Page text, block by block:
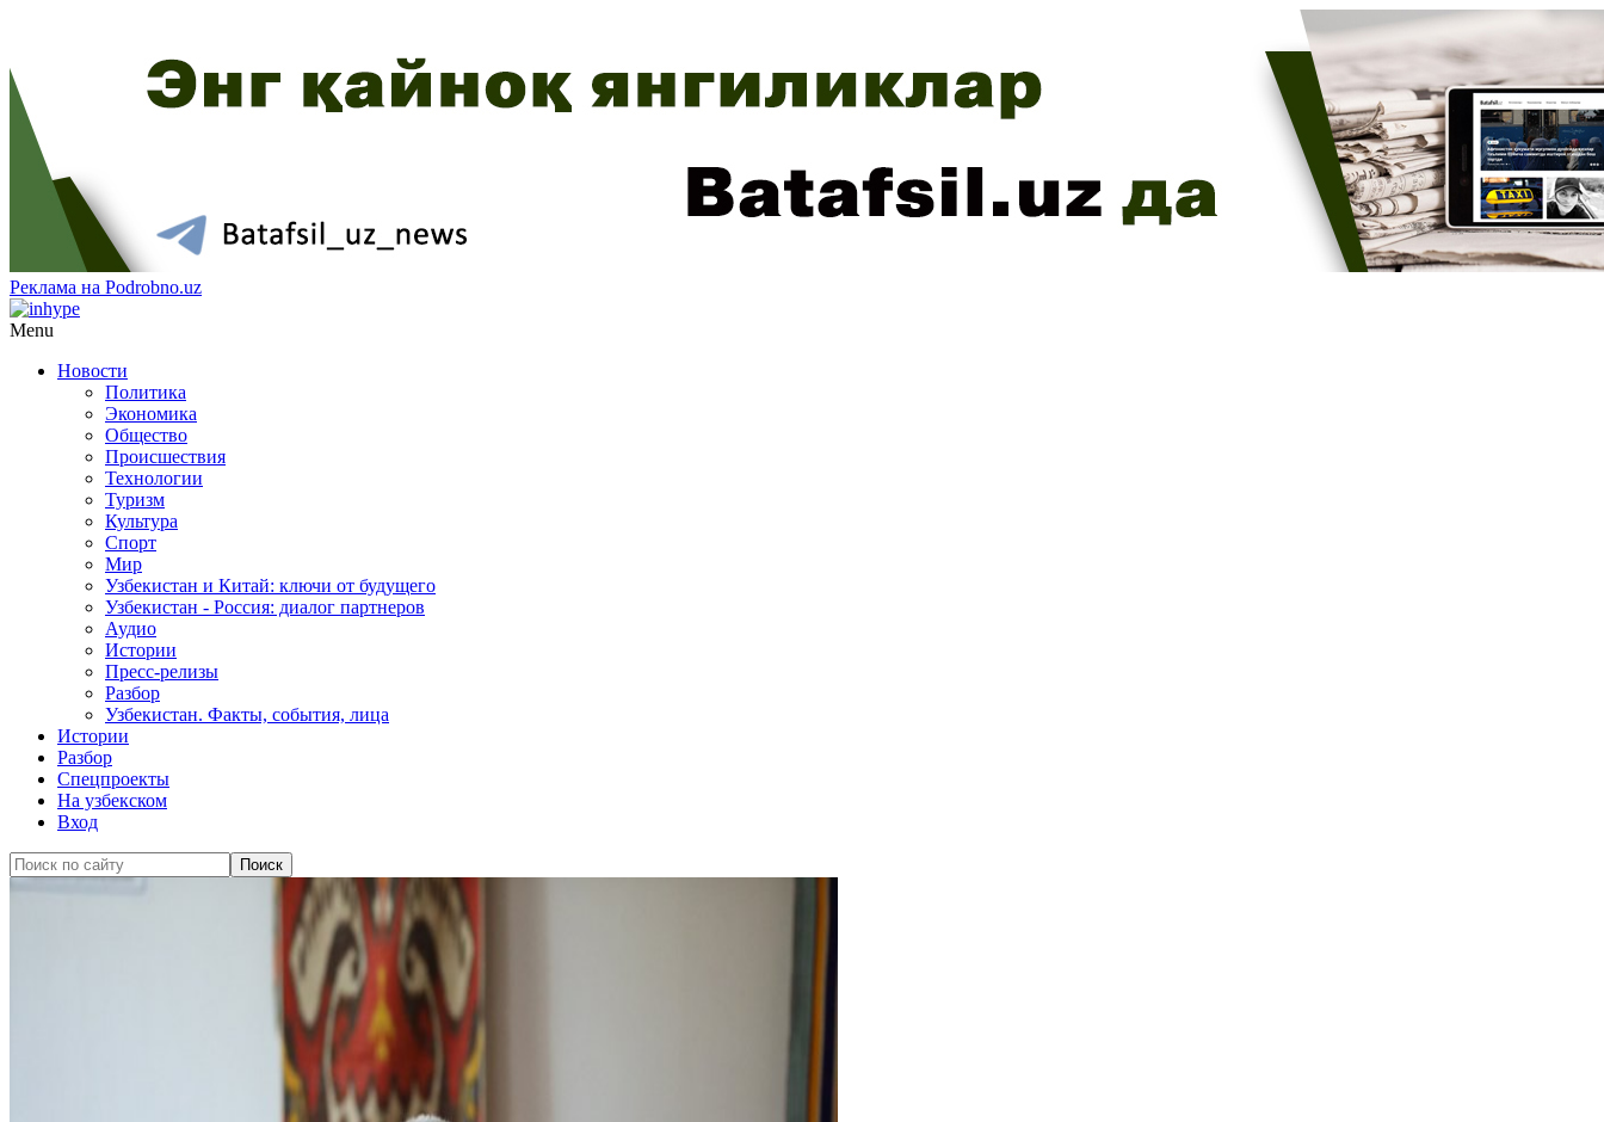
Реклама на Podrobno.uz
Menu
Новости
Политика
Экономика
Общество
Происшествия
Технологии
Туризм
Культура
Спорт
Мир
Узбекистан и Китай: ключи от будущего
Узбекистан - Россия: диалог партнеров
Аудио
Истории
Пресс-релизы
Разбор
Узбекистан. Факты, события, лица
Истории
Разбор
Спецпроекты
На узбекском
Вход